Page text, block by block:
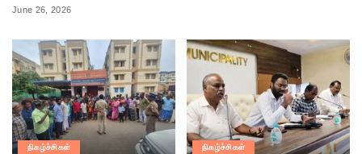
June 26, 2026
நிகழ்ச்சிகள் நிகழ்ச்சிகள்